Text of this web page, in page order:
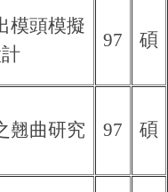
模頭模擬
97 碩
翹曲研究 97 碩